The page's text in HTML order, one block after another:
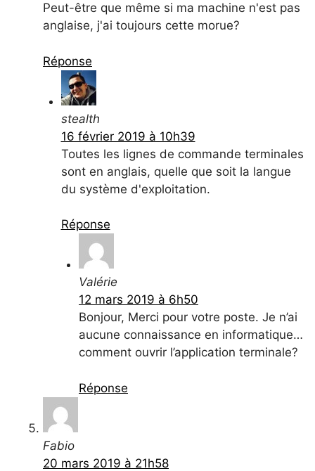
Peut-être que même si ma machine n'est pas
anglaise, j'ai toujours cette morue?
Réponse
stealth
16 février 2019 à 10h39
Toutes les lignes de commande terminales
sont en anglais, quelle que soit la langue
du système d'exploitation.
Réponse
Valérie
12 mars 2019 à 6h50
Bonjour, Merci pour votre poste. Je n’ai
aucune connaissance en informatique…
comment ouvrir l’application terminale?
Réponse
Fabio
20 mars 2019 à 21h58